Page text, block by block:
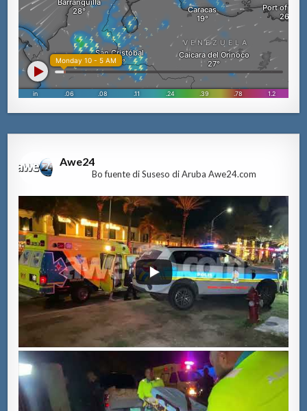
Awe24
Bo fuente di Suseso di Aruba Awe24.com